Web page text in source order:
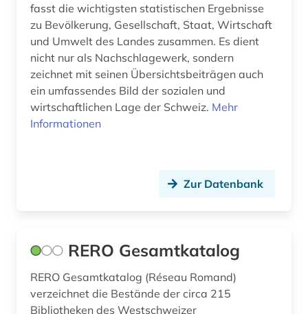
rechtswissenschaft (3)
rechtswissenschaften (1)
rechtwissenschaft (1)
rede (1)
regierung (1)
regionalgeschichte (1)
reptilien (1)
fasst die wichtigsten statistischen Ergebnisse
zu Bevölkerung, Gesellschaft, Staat, Wirtschaft
und Umwelt des Landes zusammen. Es dient
nicht nur als Nachschlagewerk, sondern
zeichnet mit seinen Übersichtsbeiträgen auch
ein umfassendes Bild der sozialen und
wirtschaftlichen Lage der Schweiz. Mehr
Informationen
Zur Datenbank
RERO Gesamtkatalog
RERO Gesamtkatalog (Réseau Romand)
verzeichnet die Bestände der circa 215
Bibliotheken des Westschweizer